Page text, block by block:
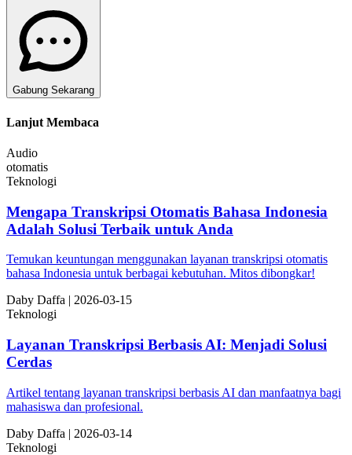
Gabung Sekarang
Lanjut Membaca
Audio
otomatis
Teknologi
Mengapa Transkripsi Otomatis Bahasa Indonesia
Adalah Solusi Terbaik untuk Anda
Temukan keuntungan menggunakan layanan transkripsi otomatis
bahasa Indonesia untuk berbagai kebutuhan. Mitos dibongkar!
Daby Daffa | 2026-03-15
Teknologi
Layanan Transkripsi Berbasis AI: Menjadi Solusi
Cerdas
Artikel tentang layanan transkripsi berbasis AI dan manfaatnya bagi
mahasiswa dan profesional.
Daby Daffa | 2026-03-14
Teknologi